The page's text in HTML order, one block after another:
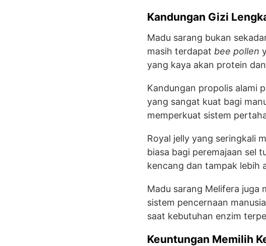
Kandungan Gizi
Madu sarang bukan
masih terdapat bee pollen
yang kaya akan protein
Kandungan propolis alami
yang sangat kuat bagi
memperkuat sistem
Royal jelly yang seringkali
biasa bagi peremajaan sel
kencang dan tampak lebih
Madu sarang Melifera juga
sistem pencernaan
saat kebutuhan enzim
Keuntungan Memilih